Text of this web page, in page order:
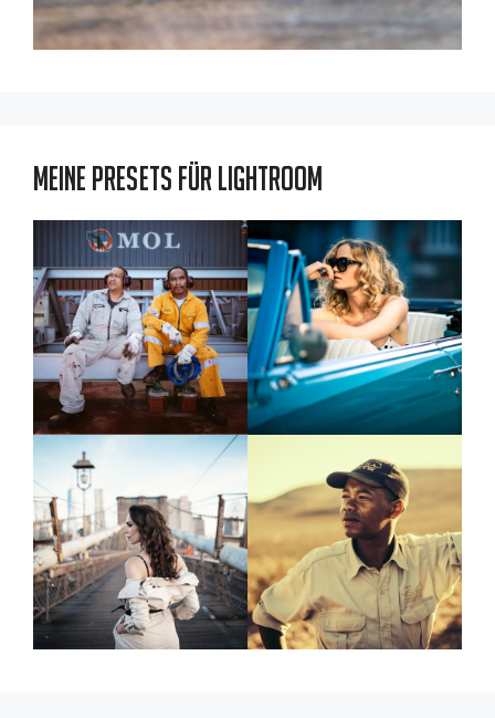
Meine Presets für Lightroom